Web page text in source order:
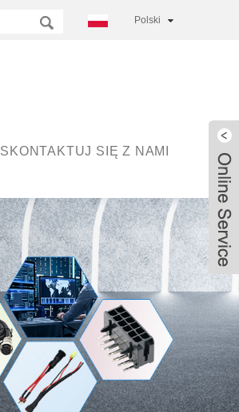
Polski
SKONTAKTUJ SIĘ Z NAMI